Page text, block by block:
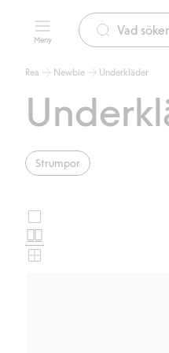
Meny
Rea Newbie Underkläder
Strumpor
Välj
produktkortslayout